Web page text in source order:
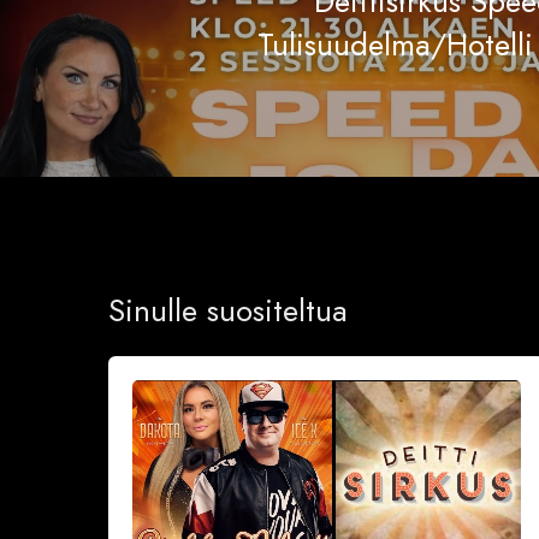
Tulisuudelma/
Sinulle suositeltua
19.9.2026
Deittisirkus